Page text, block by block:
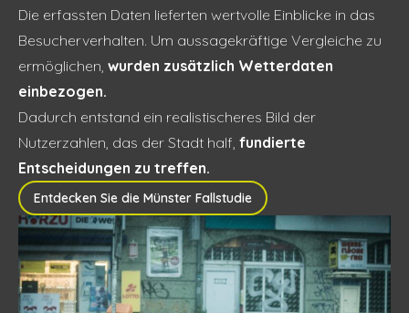
Die erfassten Daten lieferten wertvolle Einblicke in das
Besucherverhalten. Um aussagekräftige Vergleiche zu
ermöglichen, wurden zusätzlich Wetterdaten
einbezogen.
Dadurch entstand ein realistischeres Bild der
Nutzerzahlen, das der Stadt half, fundierte
Entscheidungen zu treffen.
Entdecken Sie die Münster Fallstudie